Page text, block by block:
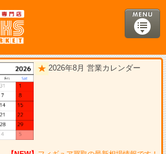
2026年8月 営業カレンダー